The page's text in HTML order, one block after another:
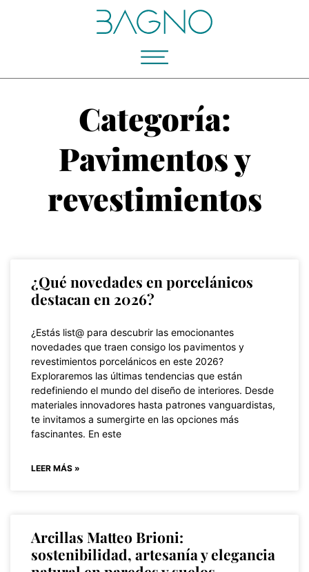
Categoría:
Pavimentos y
revestimientos
¿Qué novedades en porcelánicos
destacan en 2026?
¿Estás list@ para descubrir las emocionantes
novedades que traen consigo los pavimentos y
revestimientos porcelánicos en este 2026?
Exploraremos las últimas tendencias que están
redefiniendo el mundo del diseño de interiores. Desde
materiales innovadores hasta patrones vanguardistas,
te invitamos a sumergirte en las opciones más
fascinantes. En este
LEER MÁS »
Arcillas Matteo Brioni:
sostenibilidad, artesanía y elegancia